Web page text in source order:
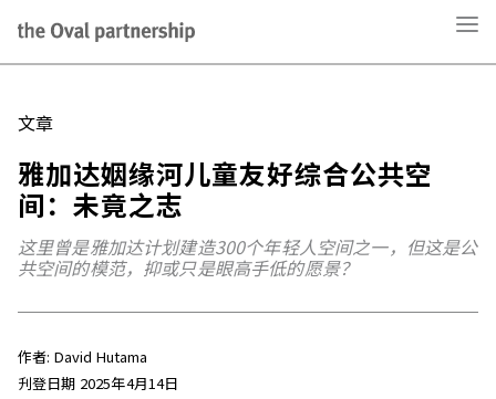
文章
雅加达姻缘河儿童友好综合公共空
间：未竟之志
这里曾是雅加达计划建造300个年轻人空间之一，但这是公
共空间的模范，抑或只是眼高手低的愿景？
作者: David Hutama
刋登日期 2025年4月14日